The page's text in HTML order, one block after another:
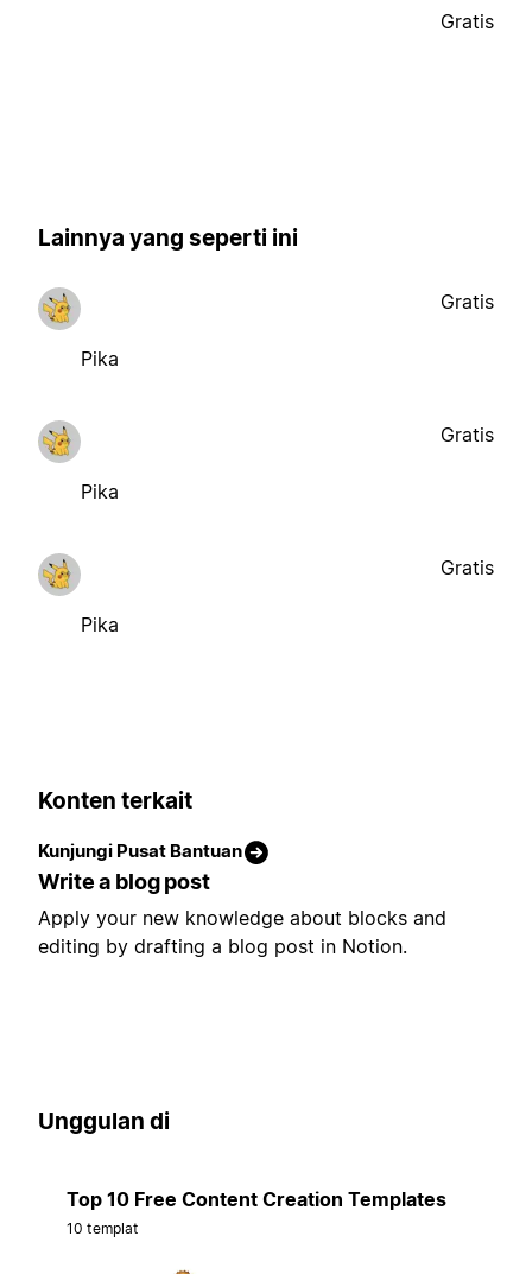
Gratis
Lainnya yang seperti ini
Pika
Gratis
Pika
Gratis
Pika
Gratis
Konten terkait
Kunjungi Pusat Bantuan
Write a blog post
Apply your new knowledge about blocks and
editing by drafting a blog post in Notion.
Unggulan di
Top 10 Free Content Creation Templates
10 templat